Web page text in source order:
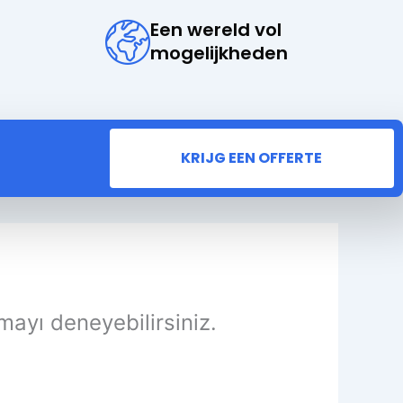
Een wereld vol
mogelijkheden
KRIJG EEN OFFERTE
deneyebilirsiniz.